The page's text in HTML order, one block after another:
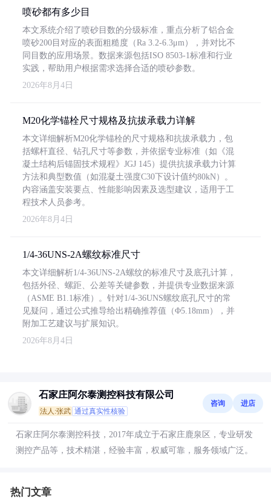
喷砂都有多少目
本文系统介绍了喷砂目数的分级标准，重点分析了铝合金
喷砂200目对应的表面粗糙度（Ra 3.2-6.3μm），并对比不
同目数的应用场景。数据来源包括ISO 8503-1标准和行业
实践，帮助用户根据需求选择合适的喷砂参数。
2026年8月4日
M20化学锚栓尺寸规格及抗拔承载力详解
本文详细解析M20化学锚栓的尺寸规格和抗拔承载力，包
括螺杆直径、钻孔尺寸等参数，并依据专业标准（如《混
凝土结构后锚固技术规程》JGJ 145）提供抗拔承载力计算
方法和典型数值（如混凝土强度C30下设计值约80kN）。
内容涵盖安装要点、性能影响因素及选型建议，适用于工
程技术人员参考。
2026年8月4日
1/4-36UNS-2A螺纹标准尺寸
本文详细解析1/4-36UNS-2A螺纹的标准尺寸及底孔计算，
包括外径、螺距、公差等关键参数，并提供专业数据来源
（ASME B1.1标准）。针对1/4-36UNS螺纹底孔尺寸的常
见疑问，通过公式推导给出精确推荐值（Φ5.18mm），并
附加工艺建议与扩展知识。
2026年8月4日
石家庄阿尔泰测控科技有限公司
法人:张武 通过真实性核验
咨询 进店
石家庄阿尔泰测控科技，2017年成立于石家庄鹿泉区，专业研发
测控产品等，技术精湛，经验丰富，权威可靠，服务领域广泛。
热门文章